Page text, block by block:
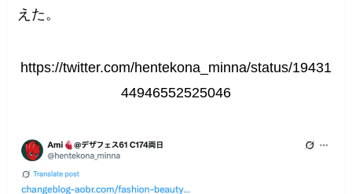
えた。
https://twitter.com/hentekona_minna/status/19431
44946552525046